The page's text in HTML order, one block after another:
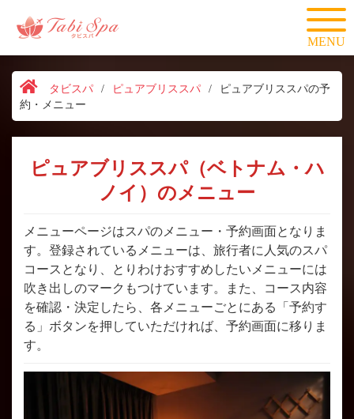
MENU
タビスパ / ピュアブリススパ /
ピュアブリススパの予
約・メニュー
ピュアブリススパ（ベトナム・ハ
ノイ）のメニュー
メニューページはスパのメニュー・予約画面となりま
す。登録されているメニューは、旅行者に人気のスパ
コースとなり、とりわけおすすめしたいメニューには
吹き出しのマークもつけています。また、コース内容
を確認・決定したら、各メニューごとにある「予約す
る」ボタンを押していただければ、予約画面に移りま
す。